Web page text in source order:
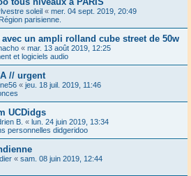
soleil « mer. 04 sept. 2019, 20:49
parisienne.
un ampli rolland cube street de 50w
« mar. 13 août 2019, 12:25
et logiciels audio
// urgent
« jeu. 18 juil. 2019, 11:46
UCDidgs
B. « lun. 24 juin 2019, 13:34
personnelles didgeridoo
« sam. 08 juin 2019, 12:44